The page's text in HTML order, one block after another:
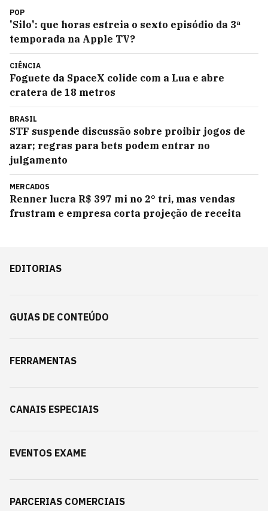
POP
'Silo': que horas estreia o sexto episódio da 3ª
temporada na Apple TV?
CIÊNCIA
Foguete da SpaceX colide com a Lua e abre
cratera de 18 metros
BRASIL
STF suspende discussão sobre proibir jogos de
azar; regras para bets podem entrar no
julgamento
MERCADOS
Renner lucra R$ 397 mi no 2° tri, mas vendas
frustram e empresa corta projeção de receita
EDITORIAS
GUIAS DE CONTEÚDO
FERRAMENTAS
CANAIS ESPECIAIS
EVENTOS EXAME
PARCERIAS COMERCIAIS